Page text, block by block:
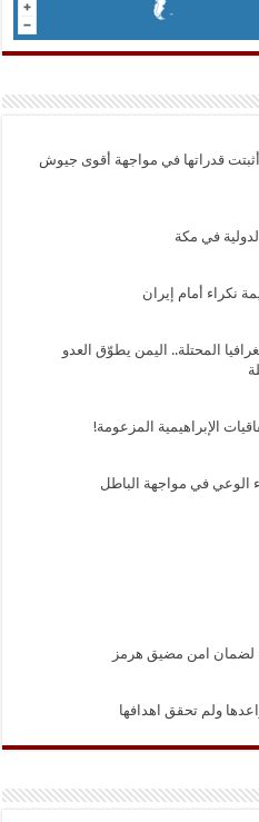
قدراتها في مواجهة أقوى جيوش
نكراء أمام إيران
المحتلة.. اليمن يطوّق العدو
الإبراهيمية المزعومة!
الوعي في مواجهة الباطل
لضمان امن مضيق هرمز
ولم تحقق اهدافها